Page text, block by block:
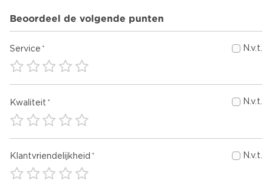
Beoordeel de volgende punten
Service N.v.t.
Kwaliteit N.v.t.
Klantvriendelijkheid N.v.t.